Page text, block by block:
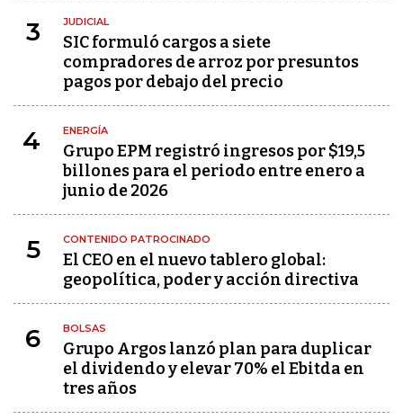
3 JUDICIAL
SIC formuló cargos a siete
compradores de arroz por presuntos
pagos por debajo del precio
4 ENERGÍA
Grupo EPM registró ingresos por $19,5
billones para el periodo entre enero a
junio de 2026
5 CONTENIDO PATROCINADO
El CEO en el nuevo tablero global:
geopolítica, poder y acción directiva
6 BOLSAS
Grupo Argos lanzó plan para duplicar
el dividendo y elevar 70% el Ebitda en
tres años